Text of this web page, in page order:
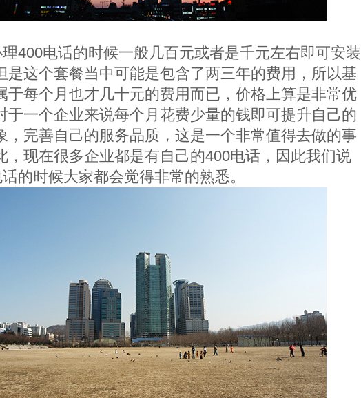
400电话的时候一般几百元或者是千元左右即可安装
是这个套餐当中可能是包含了两三年的费用，所以基
于每个月也才几十元的费用而已，价格上算是非常优
于一个企业来说每个月花费少量的钱即可提升自己的
，完善自己的服务品质，这是一个非常值得去做的事
，现在很多企业都是有自己的400电话，因此我们说
的时候大家都会觉得非常的熟悉。